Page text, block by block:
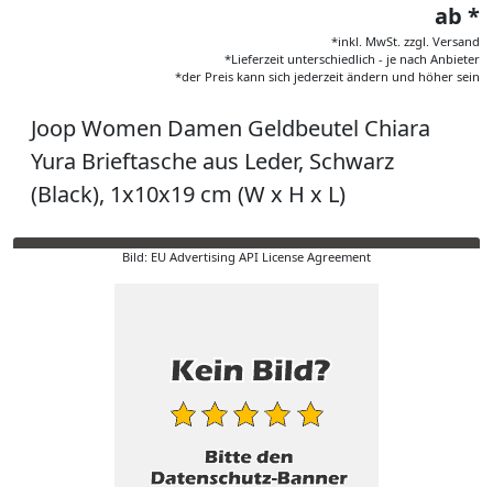
ab *
*inkl. MwSt. zzgl. Versand
*Lieferzeit unterschiedlich - je nach Anbieter
*der Preis kann sich jederzeit ändern und höher sein
Joop Women Damen Geldbeutel Chiara
Yura Brieftasche aus Leder, Schwarz
(Black), 1x10x19 cm (W x H x L)
Bild: EU Advertising API License Agreement